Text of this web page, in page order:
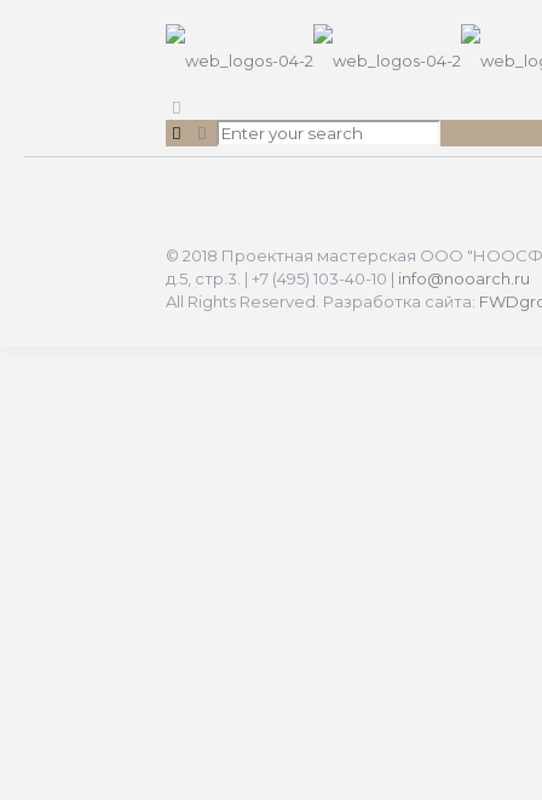
© 2018 Проектная мастерская ООО
д.5, стр.3. | +7 (495) 103-40-10 | info@nooarch.ru
All Rights Reserved. Разработка сайта: